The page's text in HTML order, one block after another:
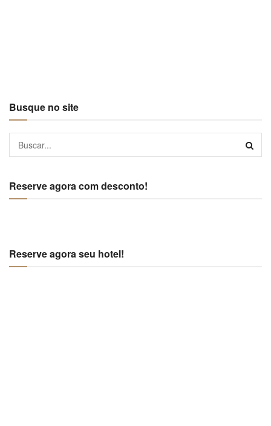
Busque no site
Reserve agora com desconto!
Reserve agora seu hotel!